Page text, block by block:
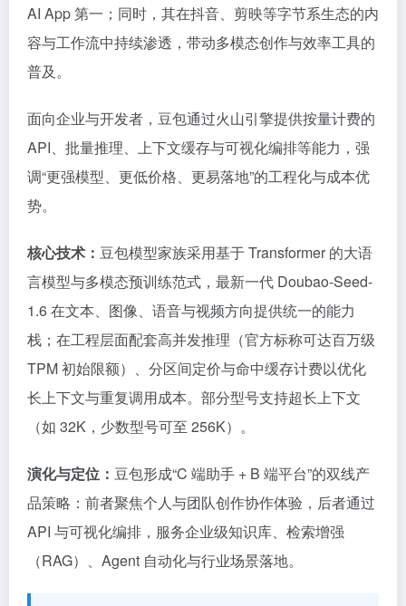
AI App 第一；同时，其在抖音、剪映等字节系生态的内
容与工作流中持续渗透，带动多模态创作与效率工具的
普及。
面向企业与开发者，豆包通过火山引擎提供按量计费的
API、批量推理、上下文缓存与可视化编排等能力，强
调“更强模型、更低价格、更易落地”的工程化与成本优
势。
核心技术： 豆包模型家族采用基于 Transformer 的大语
言模型与多模态预训练范式，最新一代 Doubao-Seed-
1.6 在文本、图像、语音与视频方向提供统一的能力
栈；在工程层面配套高并发推理（官方标称可达百万级
TPM 初始限额）、分区间定价与命中缓存计费以优化
长上下文与重复调用成本。部分型号支持超长上下文
（如 32K，少数型号可至 256K）。
演化与定位： 豆包形成“C 端助手 + B 端平台”的双线产
品策略：前者聚焦个人与团队创作协作体验，后者通过
API 与可视化编排，服务企业级知识库、检索增强
（RAG）、Agent 自动化与行业场景落地。